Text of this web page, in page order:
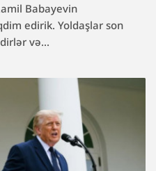
Babayevin
edirik. Yoldaşlar son
və...